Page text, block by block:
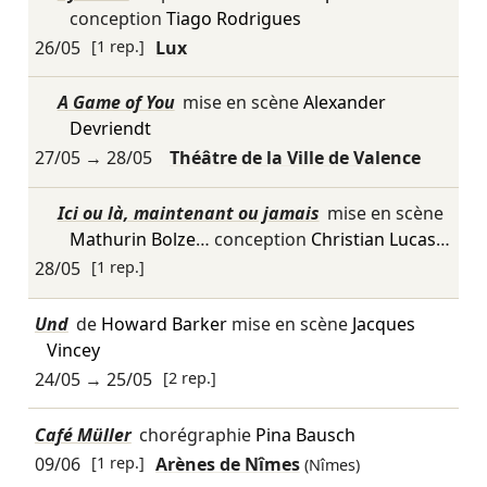
conception Tiago Rodrigues
26/05 [1 rep.] Lux
A Game of You mise en scèneAlexander
Devriendt
27/05→ 28/05 Théâtre de la Ville de Valence
Ici ou là, maintenant ou jamais mise en scène
Mathurin Bolze… conception Christian Lucas…
28/05 [1 rep.]
Und de Howard Barkermise en scène Jacques
Vincey
24/05→ 25/05 [2 rep.]
Café Müller chorégraphie Pina Bausch
09/06 [1 rep.] Arènes de Nîmes (Nîmes)